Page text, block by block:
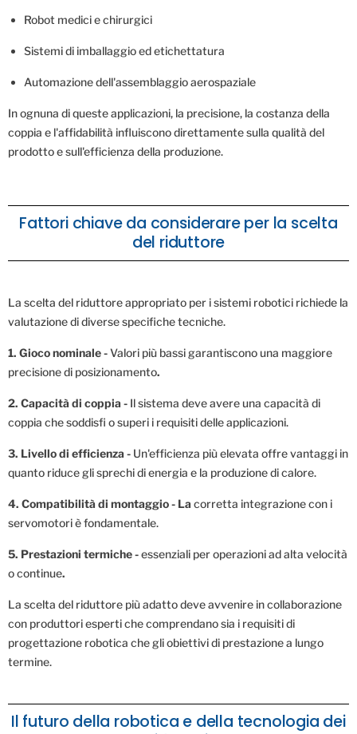
Robot medici e chirurgici
Sistemi di imballaggio ed etichettatura
Automazione dell'assemblaggio aerospaziale
In ognuna di queste applicazioni, la precisione, la costanza della
coppia e l'affidabilità influiscono direttamente sulla qualità del
prodotto e sull'efficienza della produzione.
Fattori chiave da considerare per la scelta
del riduttore
La scelta del riduttore appropriato per i sistemi robotici richiede la
valutazione di diverse specifiche tecniche.
1. Gioco nominale -Valori più bassi garantiscono una maggiore
precisione di posizionamento.
2. Capacità di coppia - Il sistema deve avere una capacità di
coppia che soddisfi o superi i requisiti delle applicazioni.
3. Livello di efficienza - Un'efficienza più elevata offre vantaggi in
quanto riduce gli sprechi di energia e la produzione di calore.
4. Compatibilità di montaggio - La corretta integrazione con i
servomotori è fondamentale.
5. Prestazioni termiche -essenziali per operazioni ad alta velocità
o continue.
La scelta del riduttore più adatto deve avvenire in collaborazione
con produttori esperti che comprendano sia i requisiti di
progettazione robotica che gli obiettivi di prestazione a lungo
termine.
Il futuro della robotica e della tecnologia dei